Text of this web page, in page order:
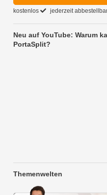
kostenlos jederzeit
Neu auf YouTube: Warum
PortaSplit?
Themenwelten